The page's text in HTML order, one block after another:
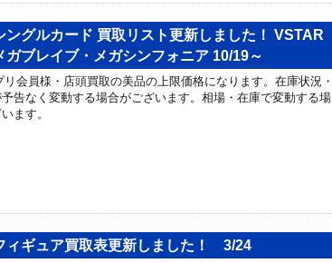
ングルカード 買取リスト更新しました！ VSTAR
ガブレイブ・メガシンフォニア 10/19～
員様・店頭買取の美品の上限価格になります。在庫状況・
告なく変動する場合がございます。相場・在庫で変動する場
ます。
ィギュア買取表更新しました！ 3/24